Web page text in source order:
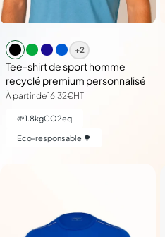
+2
Tee-shirt de sport homme
recyclé premium personnalisé
À partir de16,32€HT
🌱1.8kgCO2eq
Eco-responsable 🌳